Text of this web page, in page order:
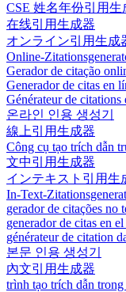
CSE 姓名年份引用生
在线引用生成器
オンライン引用生成
Online-
Gerador de citação
Generador de citas en
Générateur de citations
온라인 인용 생성기
線上引用生成器
Công cụ tạo trích dẫn
文中引用生成器
インテキスト引用生
In-Text-
gerador de citações no
generador de citas en
générateur de citation
본문 인용 생성기
內文引用生成器
trình tạo trích dẫn trong